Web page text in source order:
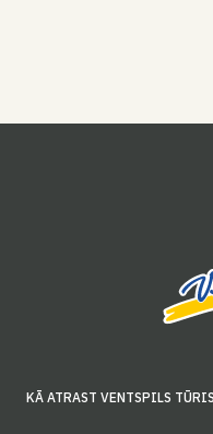
KĀ ATRAST VENTSPILS